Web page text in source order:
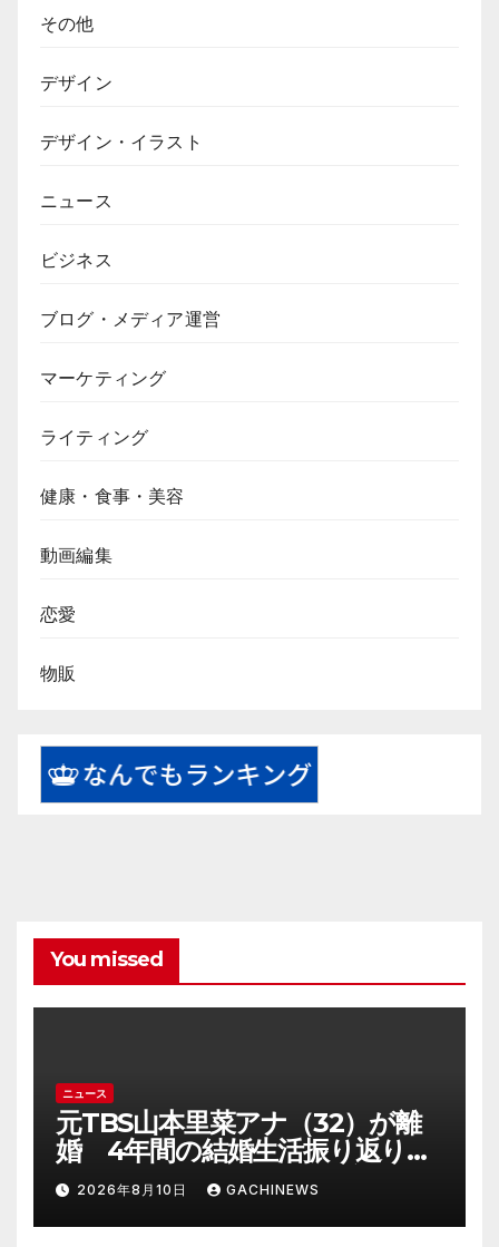
その他
デザイン
デザイン・イラスト
ニュース
ビジネス
ブログ・メディア運営
マーケティング
ライティング
健康・食事・美容
動画編集
恋愛
物販
You missed
ニュース
元TBS山本里菜アナ（32）が離
婚 4年間の結婚生活振り返り
「ともに歩んできた道は宝物」
(J-CASTニュース)
2026年8月10日 GACHINEWS